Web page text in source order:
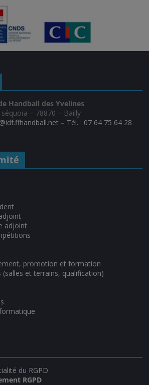
Handball des Yvelines
– 78870 – Bailly
– Tél. : 07 64 75 64 28
adjoint
promotion et formation
et terrains, qualification)
du RGPD
RGPD